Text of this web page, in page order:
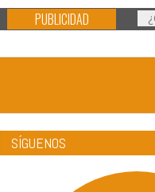
PUBLICIDAD
SÍGUENOS